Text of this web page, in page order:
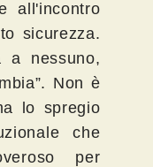
all'incontro
sicurezza.
a nessuno,
Non è
lo spregio
che
per